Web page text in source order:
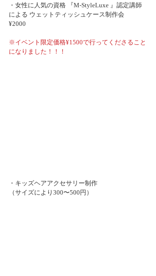
・女性に人気の資格 『M-StyleLuxe 』認定講師
による ウェットティッシュケース制作会
¥2000
※イベント限定価格¥1500で行ってくださること
になりました！！！
・キッズヘアアクセサリー制作
（サイズにより300〜500円）